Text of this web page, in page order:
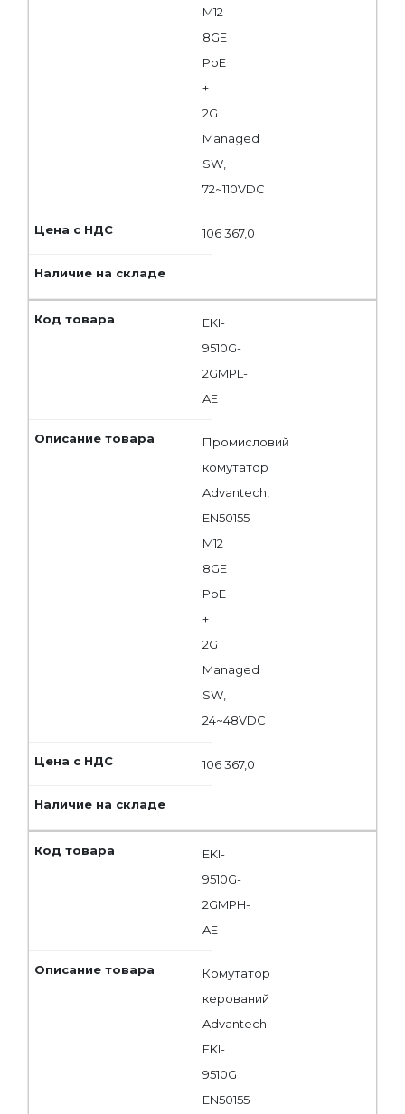
M12
8GE
PoE
+
2G
Managed
SW,
72~110VDC
106 367,0
EKI-
9510G-
2GMPL-
AE
Промисловий
комутатор
Advantech,
EN50155
M12
8GE
PoE
+
2G
Managed
SW,
24~48VDC
106 367,0
EKI-
9510G-
2GMPH-
AE
Комутатор
керований
Advantech
EKI-
9510G
EN50155